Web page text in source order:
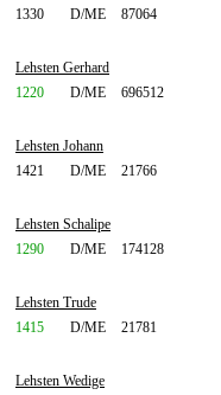
1330
D/ME 87064
Lehsten Gerhard
1220
D/ME 696512
Lehsten Johann
1421
D/ME 21766
Lehsten Schalipe
1290
D/ME 174128
Lehsten Trude
1415
D/ME 21781
Lehsten Wedige